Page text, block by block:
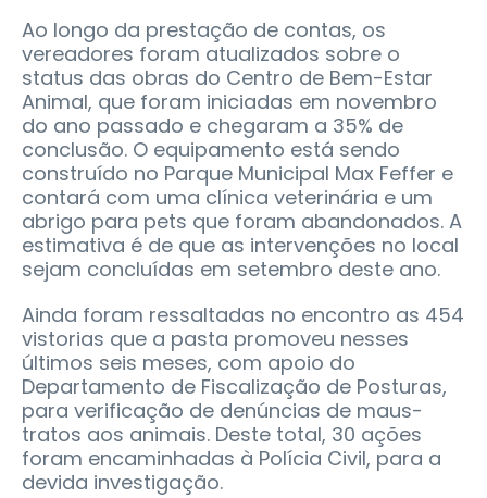
Ao longo da prestação de contas, os
vereadores foram atualizados sobre o
status das obras do Centro de Bem-Estar
Animal, que foram iniciadas em novembro
do ano passado e chegaram a 35% de
conclusão. O equipamento está sendo
construído no Parque Municipal Max Feffer e
contará com uma clínica veterinária e um
abrigo para pets que foram abandonados. A
estimativa é de que as intervenções no local
sejam concluídas em setembro deste ano.
Ainda foram ressaltadas no encontro as 454
vistorias que a pasta promoveu nesses
últimos seis meses, com apoio do
Departamento de Fiscalização de Posturas,
para verificação de denúncias de maus-
tratos aos animais. Deste total, 30 ações
foram encaminhadas à Polícia Civil, para a
devida investigação.